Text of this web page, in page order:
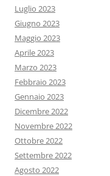
Luglio 2023
Giugno 2023
Maggio 2023
Aprile 2023
Marzo 2023
Febbraio 2023
Gennaio 2023
Dicembre 2022
Novembre 2022
Ottobre 2022
Settembre 2022
Agosto 2022